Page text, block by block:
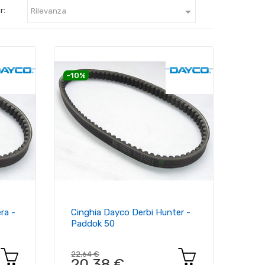
Rilevanza 
-
-10%
Cinghia Dayco Derbi Hunter -
Paddok 50
22,64 €